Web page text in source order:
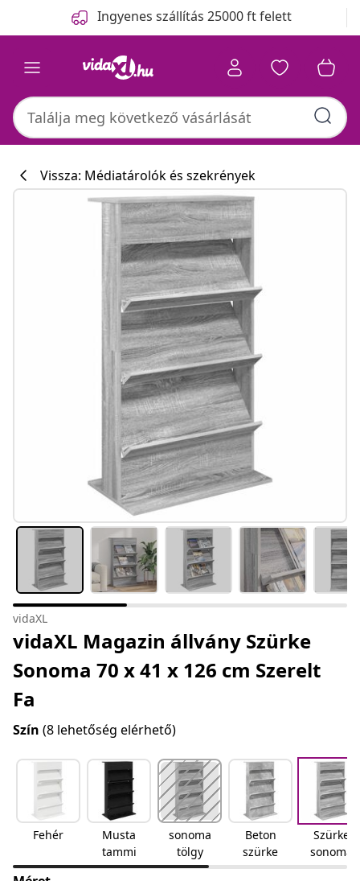
Ingyenes szállítás 25000 ft felett
Vissza: Médiatárolók és szekrények
vidaXL
vidaXL Magazin állvány Szürke
Sonoma 70 x 41 x 126 cm Szerelt
Fa
Szín (8 lehetőség elérhető)
Fehér
Musta
tammi
sonoma
tölgy
Beton
szürke
Szürke
sonoma